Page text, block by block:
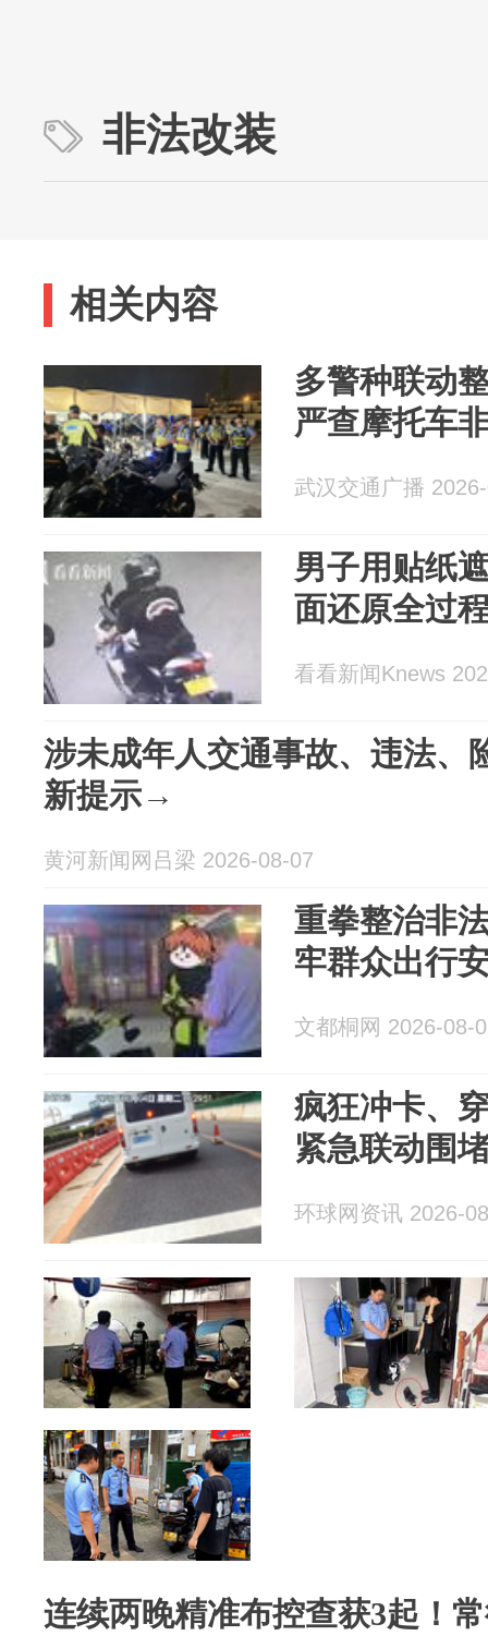
非法改装
相关内容
多警种联动
严查摩托车
武汉交通广播
男子用贴纸
面还原全过
看看新闻Knews
涉未成年人交通事故、违法、
新提示→
黄河新闻网吕梁 2026-08-07
重拳整治非
牢群众出行
文都桐网 2026-08-
疯狂冲卡、
紧急联动围
环球网资讯 2026-
连续两晚精准布控查获3起！